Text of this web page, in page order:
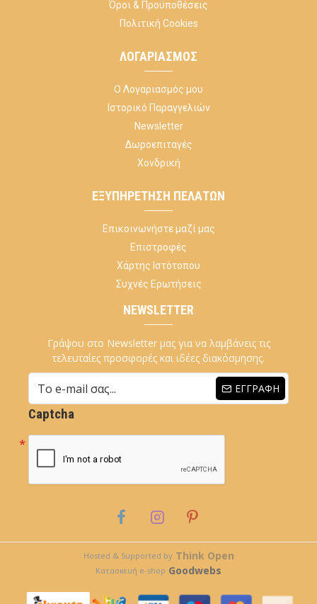
Όροι & Προϋποθέσεις
Πολιτική Cookies
ΛΟΓΑΡΙΑΣΜΌΣ
Ο Λογαριασμός μου
Ιστορικό Παραγγελιών
Newsletter
Δωροεπιταγές
Χονδρική
ΕΞΥΠΗΡΈΤΗΣΗ ΠΕΛΑΤΏΝ
Επικοινωνήστε μαζί μας
Επιστροφές
Χάρτης Ιστότοπου
Συχνές Ερωτήσεις
NEWSLETTER
Γράψου στο Newsletter μας για να λαμβάνεις τις
τελευταίες προσφορές και ιδέες διακόσμησης.
ΕΓΓΡΑΦΉ
Captcha
Hosted & Supported by Think Open
Κατασκευή e-shop Goodwebs